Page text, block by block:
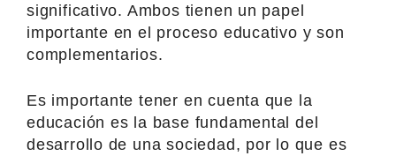
significativo. Ambos tienen un papel
importante en el proceso educativo y son
complementarios.
Es importante tener en cuenta que la
educación es la base fundamental del
desarrollo de una sociedad, por lo que es